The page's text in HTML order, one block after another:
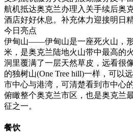
航机抵达奥克兰办理入关手续后奥
酒店好好休息。补充体力迎接明日
今日亮点
伊甸山——伊甸山是一座死火山，
米，是奥克兰陆地火山带中最高的
洞里覆满了一层天然草皮，远看很
的独树山(One Tree hill)一样，可以
市中心与港湾，可清楚看到市中心
俯瞰整个奥克兰市区，也是奥克兰
征之一。
餐饮